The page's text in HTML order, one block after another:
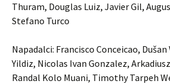
Thuram, Douglas Luiz, Javier Gil,
Stefano Turco
Napadalci: Francisco Conceicao,
Yildiz, Nicolas Ivan Gonzalez,
Randal Kolo Muani, Timothy Tarpeh